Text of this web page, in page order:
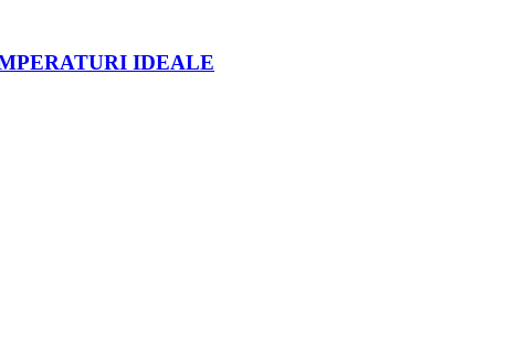
IDEALE